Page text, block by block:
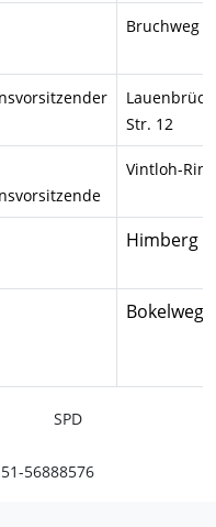
Bruchweg
Str. 12
Vintloh-
Himberg 4
Bokelweg
SPD